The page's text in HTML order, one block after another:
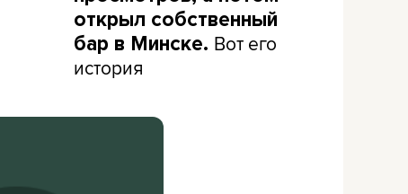
открыл собственный
бар в Минске. Вот его
история